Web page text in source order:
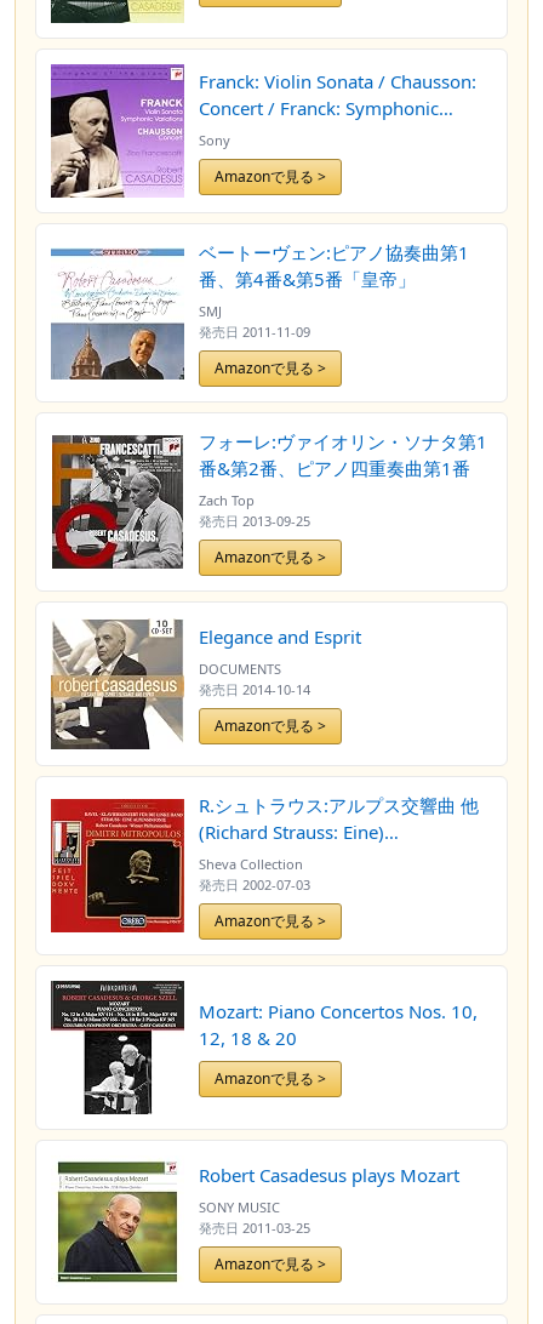
Franck: Violin Sonata / Chausson:
Concert / Franck: Symphonic
Variations
Sony
Amazonで見る >
ベートーヴェン:ピアノ協奏曲第1
番、第4番&第5番「皇帝」
SMJ
発売日 2011-11-09
Amazonで見る >
フォーレ:ヴァイオリン・ソナタ第1
番&第2番、ピアノ四重奏曲第1番
Zach Top
発売日 2013-09-25
Amazonで見る >
Elegance and Esprit
DOCUMENTS
発売日 2014-10-14
Amazonで見る >
R.シュトラウス:アルプス交響曲 他
(Richard Strauss: Eine)
Alpensinfonie
Sheva Collection
発売日 2002-07-03
Amazonで見る >
Mozart: Piano Concertos Nos. 10,
12, 18 & 20
Amazonで見る >
Robert Casadesus plays Mozart
SONY MUSIC
発売日 2011-03-25
Amazonで見る >